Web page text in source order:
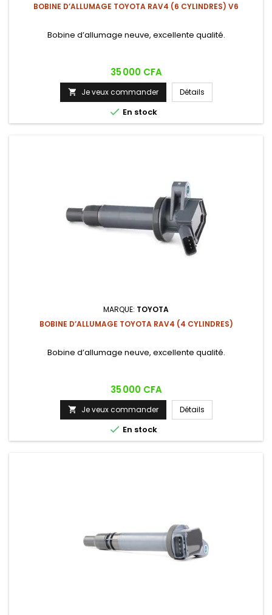
BOBINE D’ALLUMAGE TOYOTA RAV4 (6 CYLINDRES) V6
Bobine d’allumage neuve, excellente qualité.
Prix
35 000 CFA
 Je veux commander Détails
 En stock
MARQUE: TOYOTA
BOBINE D’ALLUMAGE TOYOTA RAV4 (4 CYLINDRES)
Bobine d’allumage neuve, excellente qualité.
Prix
35 000 CFA
 Je veux commander Détails
 En stock